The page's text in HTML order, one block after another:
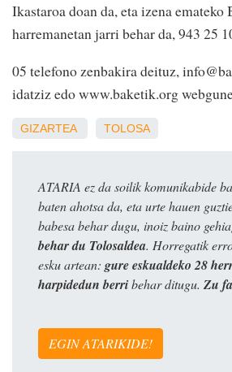
Ikastaroa doan da, eta izena
harremanetan jarri behar da, 943 25
05 telefono zenbakira deituz,
idatziz edo www.baketik.org
GIZARTEA TOLOSA
ATARIA ez da soilik komunikabide
baten ahotsa da, eta urte hauen
babesa behar dugu, inoiz baino
behar du Tolosaldea. Horregatik
esku artean: gure eskualdeko 28
harpidedun berribehar ditugu. Zu
EGIN ATARIKIDE!